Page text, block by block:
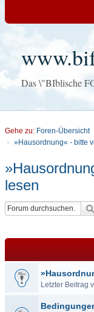
Das \"BIblische
Gehe zu: Foren-Übersicht
»Hausordnung« - bitte
lesen
Letzter Beitrag